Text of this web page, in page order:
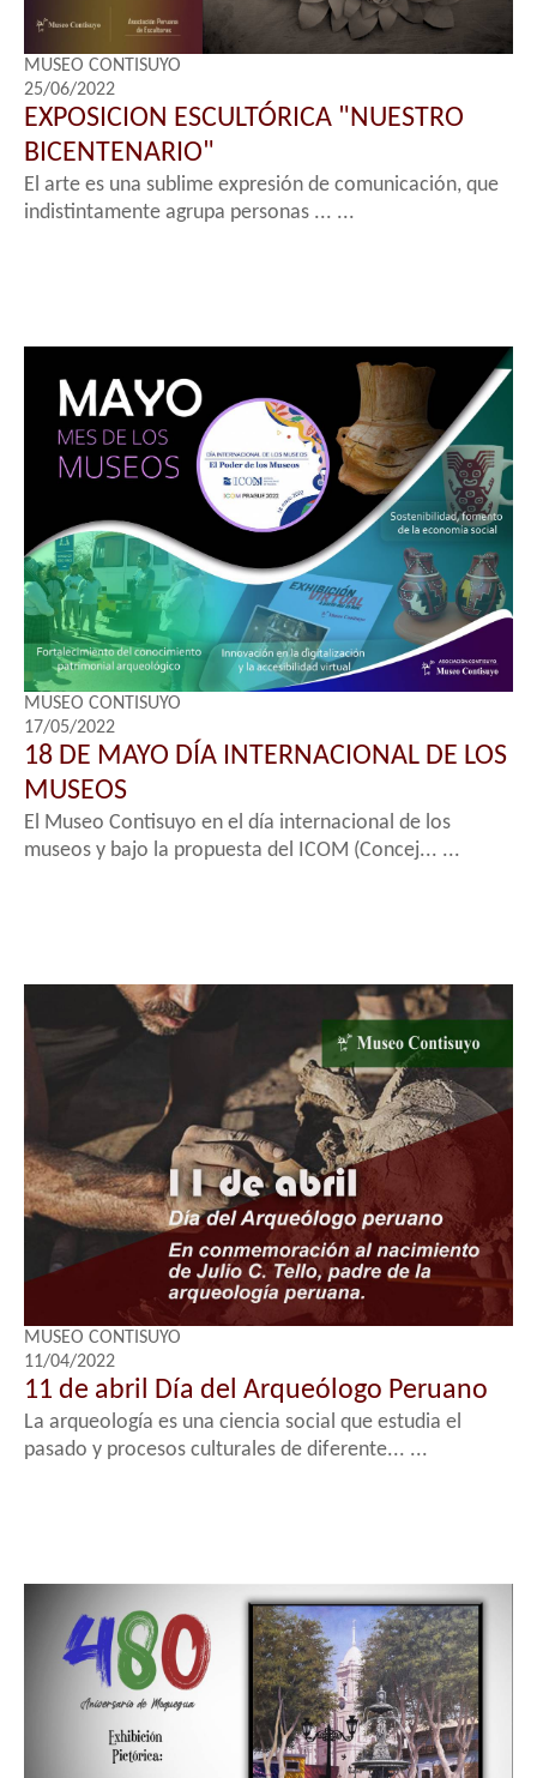
MUSEO CONTISUYO
25/06/2022
EXPOSICION ESCULTÓRICA "NUESTRO
BICENTENARIO"
El arte es una sublime expresión de comunicación, que
indistintamente agrupa personas ... ...
MUSEO CONTISUYO
17/05/2022
18 DE MAYO DÍA INTERNACIONAL DE LOS
MUSEOS
El Museo Contisuyo en el día internacional de los
museos y bajo la propuesta del ICOM (Concej... ...
MUSEO CONTISUYO
11/04/2022
11 de abril Día del Arqueólogo Peruano
La arqueología es una ciencia social que estudia el
pasado y procesos culturales de diferente... ...